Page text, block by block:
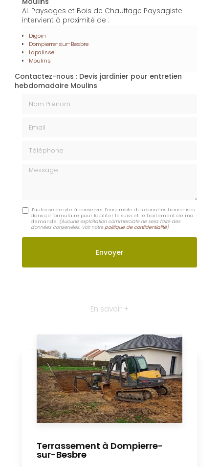
Email
Téléphone
Message
J'autorise ce site à conserver l'ensemble des données transmises
Terrassement à Dompierre-
sur-Besbre
Implantée à Dompierre-sur-Besbre, AL
Paysages et Bois de Chauffage et Bois
de Chauffage est une entreprise qui
s’occupe du terrassement de votre
jardi...